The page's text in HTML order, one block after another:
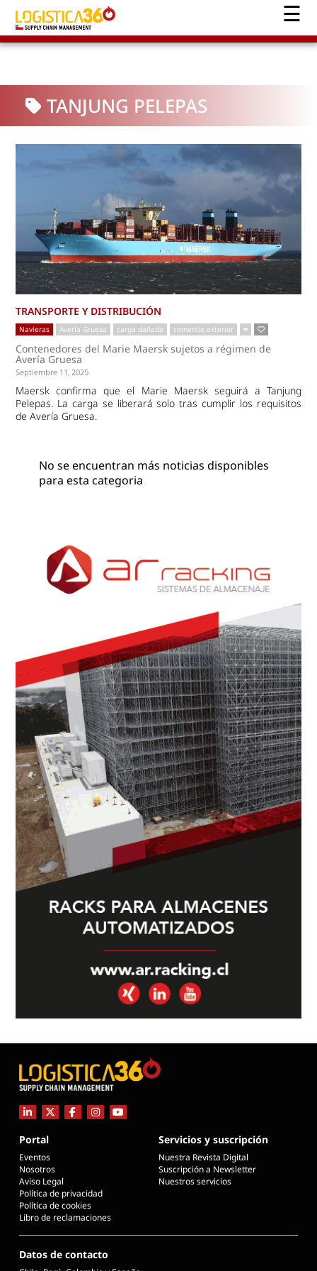
TANJUNG PELEPAS
TRANSPORTE Y DISTRIBUCIÓN
Navieras Avería Gruesa carga dañada comercio exterior
Contenedores del Marie Maersk sujetos a régimen de
Avería Gruesa
Septiembre 11, 2025
Maersk confirma que el Marie Maersk seguirá a Tanjung
Pelepas. La carga se liberará solo tras cumplir los requisitos
de Avería Gruesa.
No se encuentran más noticias disponibles
para esta categoria
Portal
Eventos
Nosotros
Aviso Legal
Política de privacidad
Política de cookies
Libro de reclamaciones
Servicios y suscripción
Nuestra Revista Digital
Suscripción a Newsletter
Nuestros servicios
Datos de contacto